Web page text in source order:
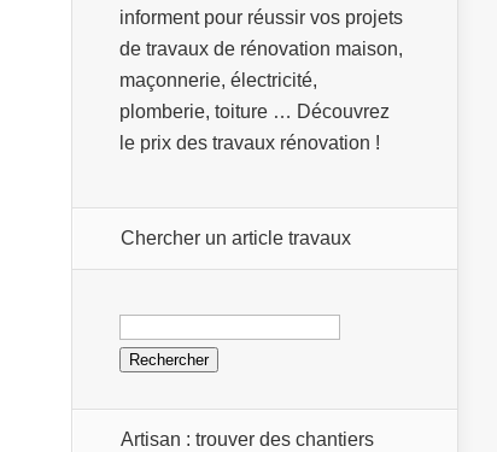
informent pour réussir vos projets
de travaux de rénovation maison,
maçonnerie, électricité,
plomberie, toiture … Découvrez
le prix des travaux rénovation !
Chercher un article travaux
Rechercher :
Artisan : trouver des chantiers